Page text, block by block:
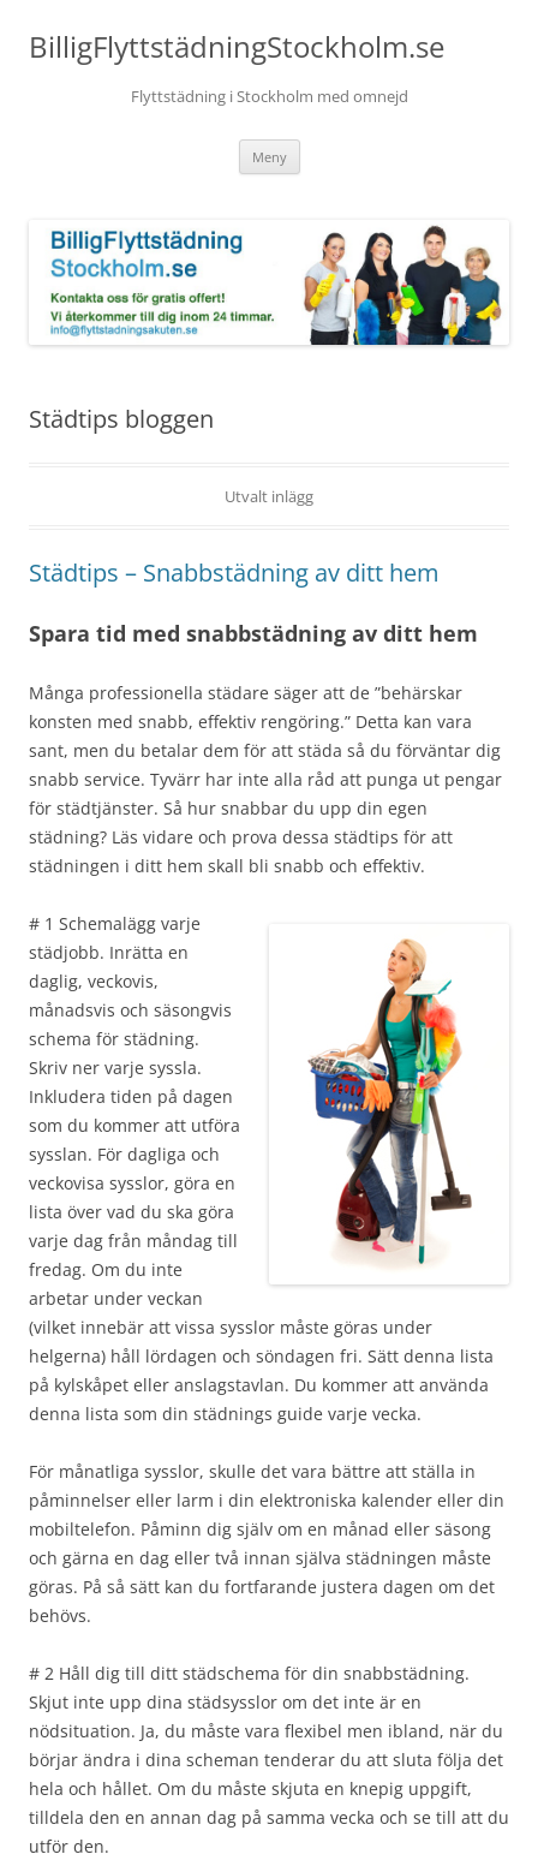
BilligFlyttstädningStockholm.se
Flyttstädning i Stockholm med omnejd
Meny Hoppa
innehåll
Städtips bloggen
Utvalt inlägg
Städtips – Snabbstädning av ditt hem
Spara tid med snabbstädning av ditt hem
Många professionella städare säger att de ”behärskar
konsten med snabb, effektiv rengöring.” Detta kan vara
sant, men du betalar dem för att städa så du förväntar dig
snabb service. Tyvärr har inte alla råd att punga ut pengar
för städtjänster. Så hur snabbar du upp din egen
städning? Läs vidare och prova dessa städtips för att
städningen i ditt hem skall bli snabb och effektiv.
# 1 Schemalägg varje
städjobb. Inrätta en
daglig, veckovis,
månadsvis och säsongvis
schema för städning.
Skriv ner varje syssla.
Inkludera tiden på dagen
som du kommer att utföra
sysslan. För dagliga och
veckovisa sysslor, göra en
lista över vad du ska göra
varje dag från måndag till
fredag​​. Om du inte
arbetar under veckan
(vilket innebär att vissa sysslor måste göras under
helgerna) håll lördagen och söndagen fri. Sätt denna lista
på kylskåpet eller anslagstavlan. Du kommer att använda
denna lista som din städnings guide varje vecka.
För månatliga sysslor, skulle det vara bättre att ställa in
påminnelser eller larm i din elektroniska kalender eller din
mobiltelefon. Påminn dig själv om en månad eller säsong
och gärna en dag eller två innan själva städningen måste
göras. På så sätt kan du fortfarande justera dagen om det
behövs.
# 2 Håll dig till ditt städschema för din snabbstädning.
Skjut inte upp dina städsysslor om det inte är en
nödsituation. Ja, du måste vara flexibel men ibland, när du
börjar ändra i dina scheman tenderar du att sluta följa det
hela och hållet. Om du måste skjuta en knepig uppgift,
tilldela den en annan dag på samma vecka och se till att du
utför den.